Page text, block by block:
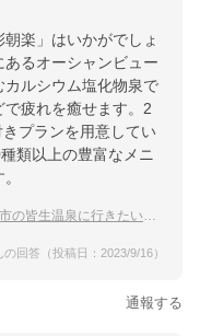
楽」はいかがでしょ
るオーシャンビュー
ルシウム塩化物泉で
疲れを癒せます。2
プランを用意してい
類以上の豊富なメニ
です。海が見れる温泉宿を教えてください。
回答（投稿日：2023/9/16）
通報する